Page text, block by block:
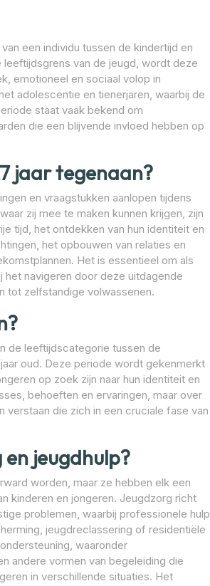
een individu tussen de kindertijd en
van de jeugd, wordt deze
emotioneel en sociaal volop in
adolescentie en tienerjaren, waarbij de
staat vaak bekend om
die een blijvende invloed hebben op
jaar tegenaan?
en vraagstukken aanlopen tijdens
zij mee te maken kunnen krijgen, zijn
tijd, het ontdekken van hun identiteit en
het opbouwen van relaties en
Het is essentieel om als
navigeren door deze uitdagende
tot zelfstandige volwassenen.
de leeftijdscategorie tussen de
oud. Deze periode wordt gekenmerkt
op zoek zijn naar hun identiteit en
behoeften en ervaringen, maar over
die zich in een cruciale fase van
jeugdhulp?
worden, maar ze hebben elk een
kinderen en jongeren. Jeugdzorg richt
problemen, waarbij professionele hulp
jeugdreclassering of residentiële
waaronder
andere vormen van begeleiding die
in verschillende situaties. Het